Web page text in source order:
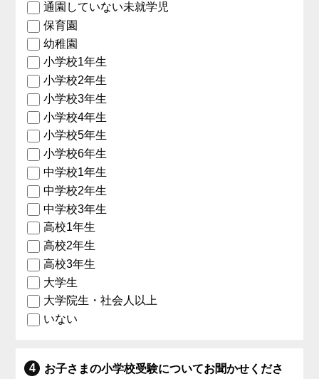
通園していない未就学児
保育園
幼稚園
小学校1年生
小学校2年生
小学校3年生
小学校4年生
小学校5年生
小学校6年生
中学校1年生
中学校2年生
中学校3年生
高校1年生
高校2年生
高校3年生
大学生
大学院生・社会人以上
いない
お子さまの小学校受験についてお聞かせくださ